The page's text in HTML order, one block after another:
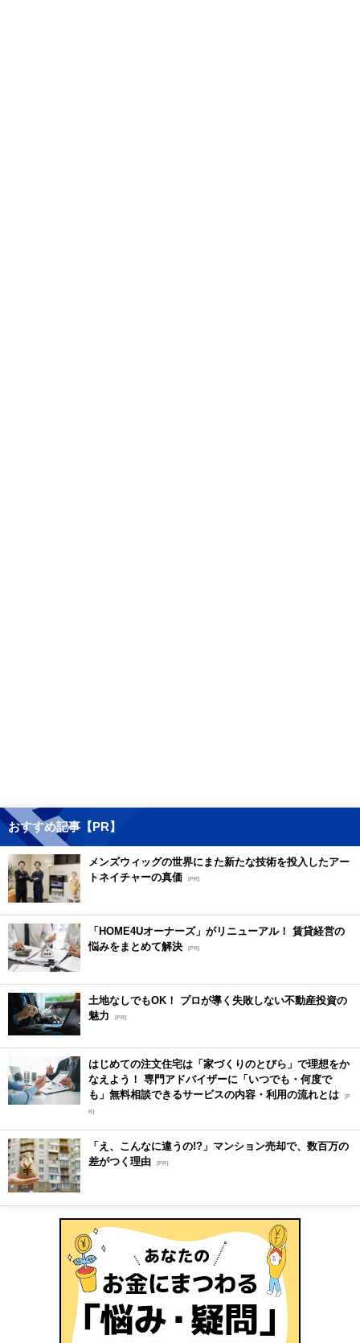
おすすめ記事【PR】
メンズウィッグの世界にまた新たな技術を投入したアー
トネイチャーの真価 [PR]
「HOME4Uオーナーズ」がリニューアル！ 賃貸経営の
悩みをまとめて解決 [PR]
土地なしでもOK！ プロが導く失敗しない不動産投資の
魅力
[PR]
はじめての注文住宅は「家づくりのとびら」で理想をか
なえよう！ 専門アドバイザーに「いつでも・何度で
も」無料相談できるサービスの内容・利用の流れとは [P
R]
「え、こんなに違うの!?」マンション売却で、数百万の
差がつく理由 [PR]